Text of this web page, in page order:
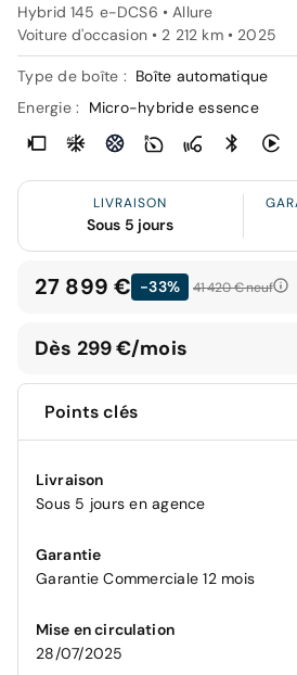
Hybrid 145 e-DCS6 • Allure
Voiture d'occasion • 2 212 km • 2025
Type de boîte : Boîte automatique
Energie :
Micro-hybride essence
LIVRAISON
Sous 5 jours
27 899 € -33% 41 420 €neuf
Dès 299 €/mois
Points clés
Livraison
Sous 5 jours en agence
Garantie
Garantie Commerciale 12 mois
Mise en circulation
28/07/2025